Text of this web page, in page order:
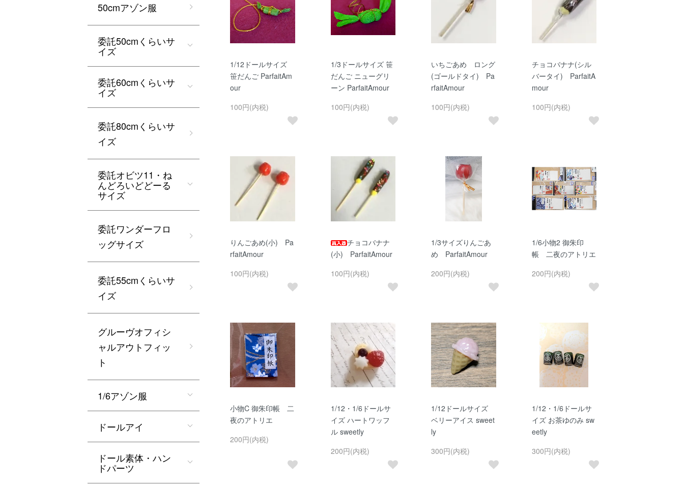
1/12ドールサイズ
笹だんご ParfaitAm
our
100円(内税)
1/3ドールサイズ 笹
だんご ニューグリ
ーン ParfaitAmour
100円(内税)
いちごあめ ロング
(ゴールドタイ) Pa
rfaitAmour
100円(内税)
チョコバナナ(シル
バータイ) ParfaitA
mour
100円(内税)
りんごあめ(小) Pa
rfaitAmour
100円(内税)
チョコバナナ
(小) ParfaitAmour
100円(内税)
1/3サイズりんごあ
め ParfaitAmour
200円(内税)
1/6小物2 御朱印
帳 二夜のアトリエ
200円(内税)
小物C 御朱印帳 二
夜のアトリエ
200円(内税)
1/12・1/6ドールサ
イズ ハートワッフ
ル sweetly
200円(内税)
1/12ドールサイズ
ベリーアイス sweet
ly
300円(内税)
1/12・1/6ドールサ
イズ お茶ゆのみ sw
eetly
300円(内税)
50cmアゾン服
委託50cmくらいサ
イズ
委託60cmくらいサ
イズ
委託80cmくらいサ
イズ
委託オビツ11・ね
んどろいどどーる
サイズ
委託ワンダーフロ
ッグサイズ
委託55cmくらいサ
イズ
グルーヴオフィシ
ャルアウトフィッ
ト
1/6アゾン服
ドールアイ
ドール素体・ハン
ドパーツ